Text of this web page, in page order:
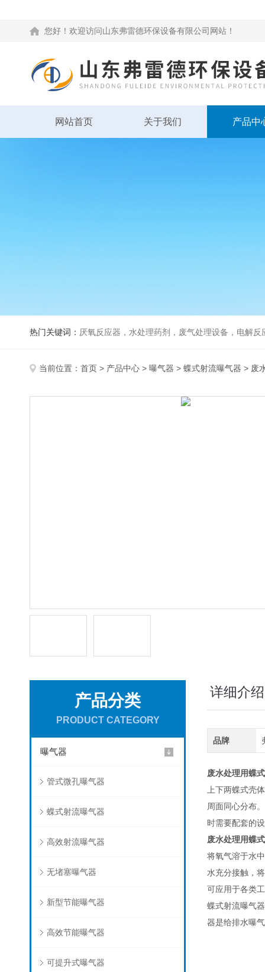
您好！欢迎访问山东弗雷德环保设备有限公司网站！
网站首页 关于我们 产品中
热门关键词： 厌氧反应器，水处理药剂，废气处理设备，电解
当前位置： 首页 > 产品中心 > 曝气器 > 蝶式射流曝气器 > 废
产品分类
PRODUCT CATEGORY
曝气器
管式微孔曝气器
蝶式射流曝气器
高效射流曝气器
无堵塞曝气器
新型节能曝气器
高效节能曝气器
可提升式曝气器
详细介绍
品牌
废水处理用蝶
上下两蝶式壳
周面同心分布
时需要配套的
废水处理用蝶
将氧气溶于水
水充分接触，
可应用于各类
蝶式射流曝气
器是给排水曝